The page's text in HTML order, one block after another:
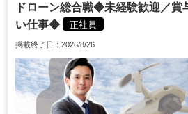
ドローン総合職◆未経験歓迎／賞
い仕事◆
正社員
掲載終了日：2026/8/26